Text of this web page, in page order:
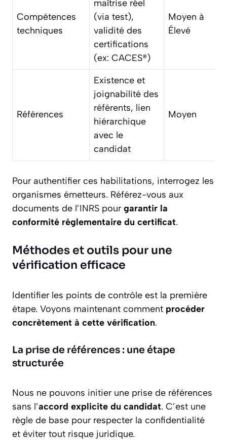
Compétences
techniques
maîtrise réel
(via test),
validité des
certifications
(ex: CACES®)
Moyen à
Élevé
Références
Existence et
joignabilité des
référents, lien
hiérarchique
avec le
candidat
Moyen
Pour authentifier ces habilitations, interrogez les
organismes émetteurs. Référez-vous aux
documents de l’INRS pour garantir la
conformité réglementaire du certificat.
Méthodes et outils pour une
vérification efficace
Identifier les points de contrôle est la première
étape. Voyons maintenant comment procéder
concrètement à cette vérification.
La prise de références : une étape
structurée
Nous ne pouvons initier une prise de références
sans l’accord explicite du candidat. C’est une
règle de base pour respecter la confidentialité
et éviter tout risque juridique.